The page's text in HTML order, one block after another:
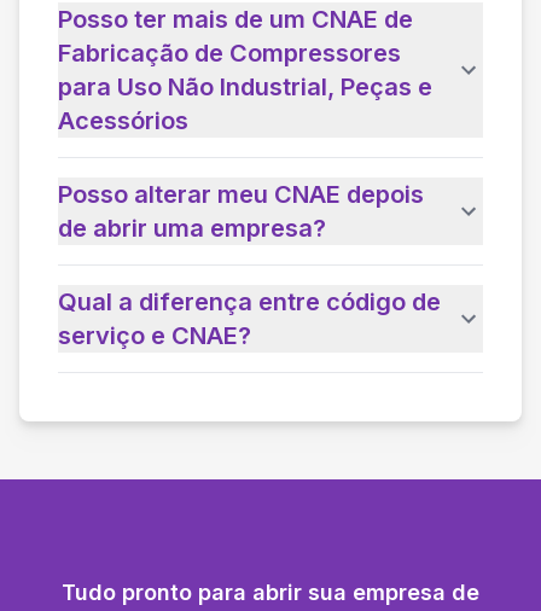
Posso ter mais de um CNAE de
Fabricação de Compressores
para Uso Não Industrial, Peças e
Acessórios
Posso alterar meu CNAE depois
de abrir uma empresa?
Qual a diferença entre código de
serviço e CNAE?
Tudo pronto para abrir sua empresa de